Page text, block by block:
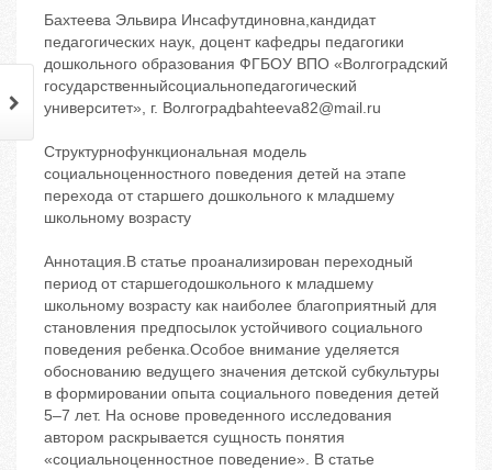
Бахтеева Эльвира Инсафутдиновна,кандидат
педагогических наук, доцент кафедры педагогики
дошкольного образования ФГБОУ ВПО «Волгоградский
государственныйсоциальнопедагогический
университет», г. Волгоградbahteeva82@mail.ru
Структурнофункциональная модель
социальноценностного поведения детей на этапе
перехода от старшего дошкольного к младшему
школьному возрасту
Аннотация.В статье проанализирован переходный
период от старшегодошкольного к младшему
школьному возрасту как наиболее благоприятный для
становления предпосылок устойчивого социального
поведения ребенка.Особое внимание уделяется
обоснованию ведущего значения детской субкультуры
в формировании опыта социального поведения детей
5–7 лет. На основе проведенного исследования
автором раскрывается сущность понятия
«социальноценностное поведение». В статье